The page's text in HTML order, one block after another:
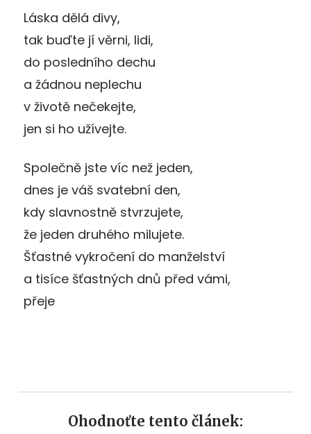
Láska dělá divy,
tak buďte jí věrni, lidi,
do posledního dechu
a žádnou neplechu
v životě nečekejte,
jen si ho užívejte.
Společně jste víc než jeden,
dnes je váš svatební den,
kdy slavnostně stvrzujete,
že jeden druhého milujete.
Šťastné vykročení do manželství
a tisíce šťastných dnů před vámi,
přeje
Ohodnoťte tento článek: